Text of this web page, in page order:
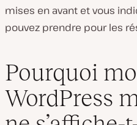
mises en avant et vous
pouvez prendre pour les
Pourquoi
WordPress